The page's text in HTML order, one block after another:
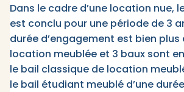
Dans le cadre d’une location nue,
est conclu pour une période de 3
durée d’engagement est bien plus
location meublée et 3 baux sont
le bail classique de location
le bail étudiant meublé d’une